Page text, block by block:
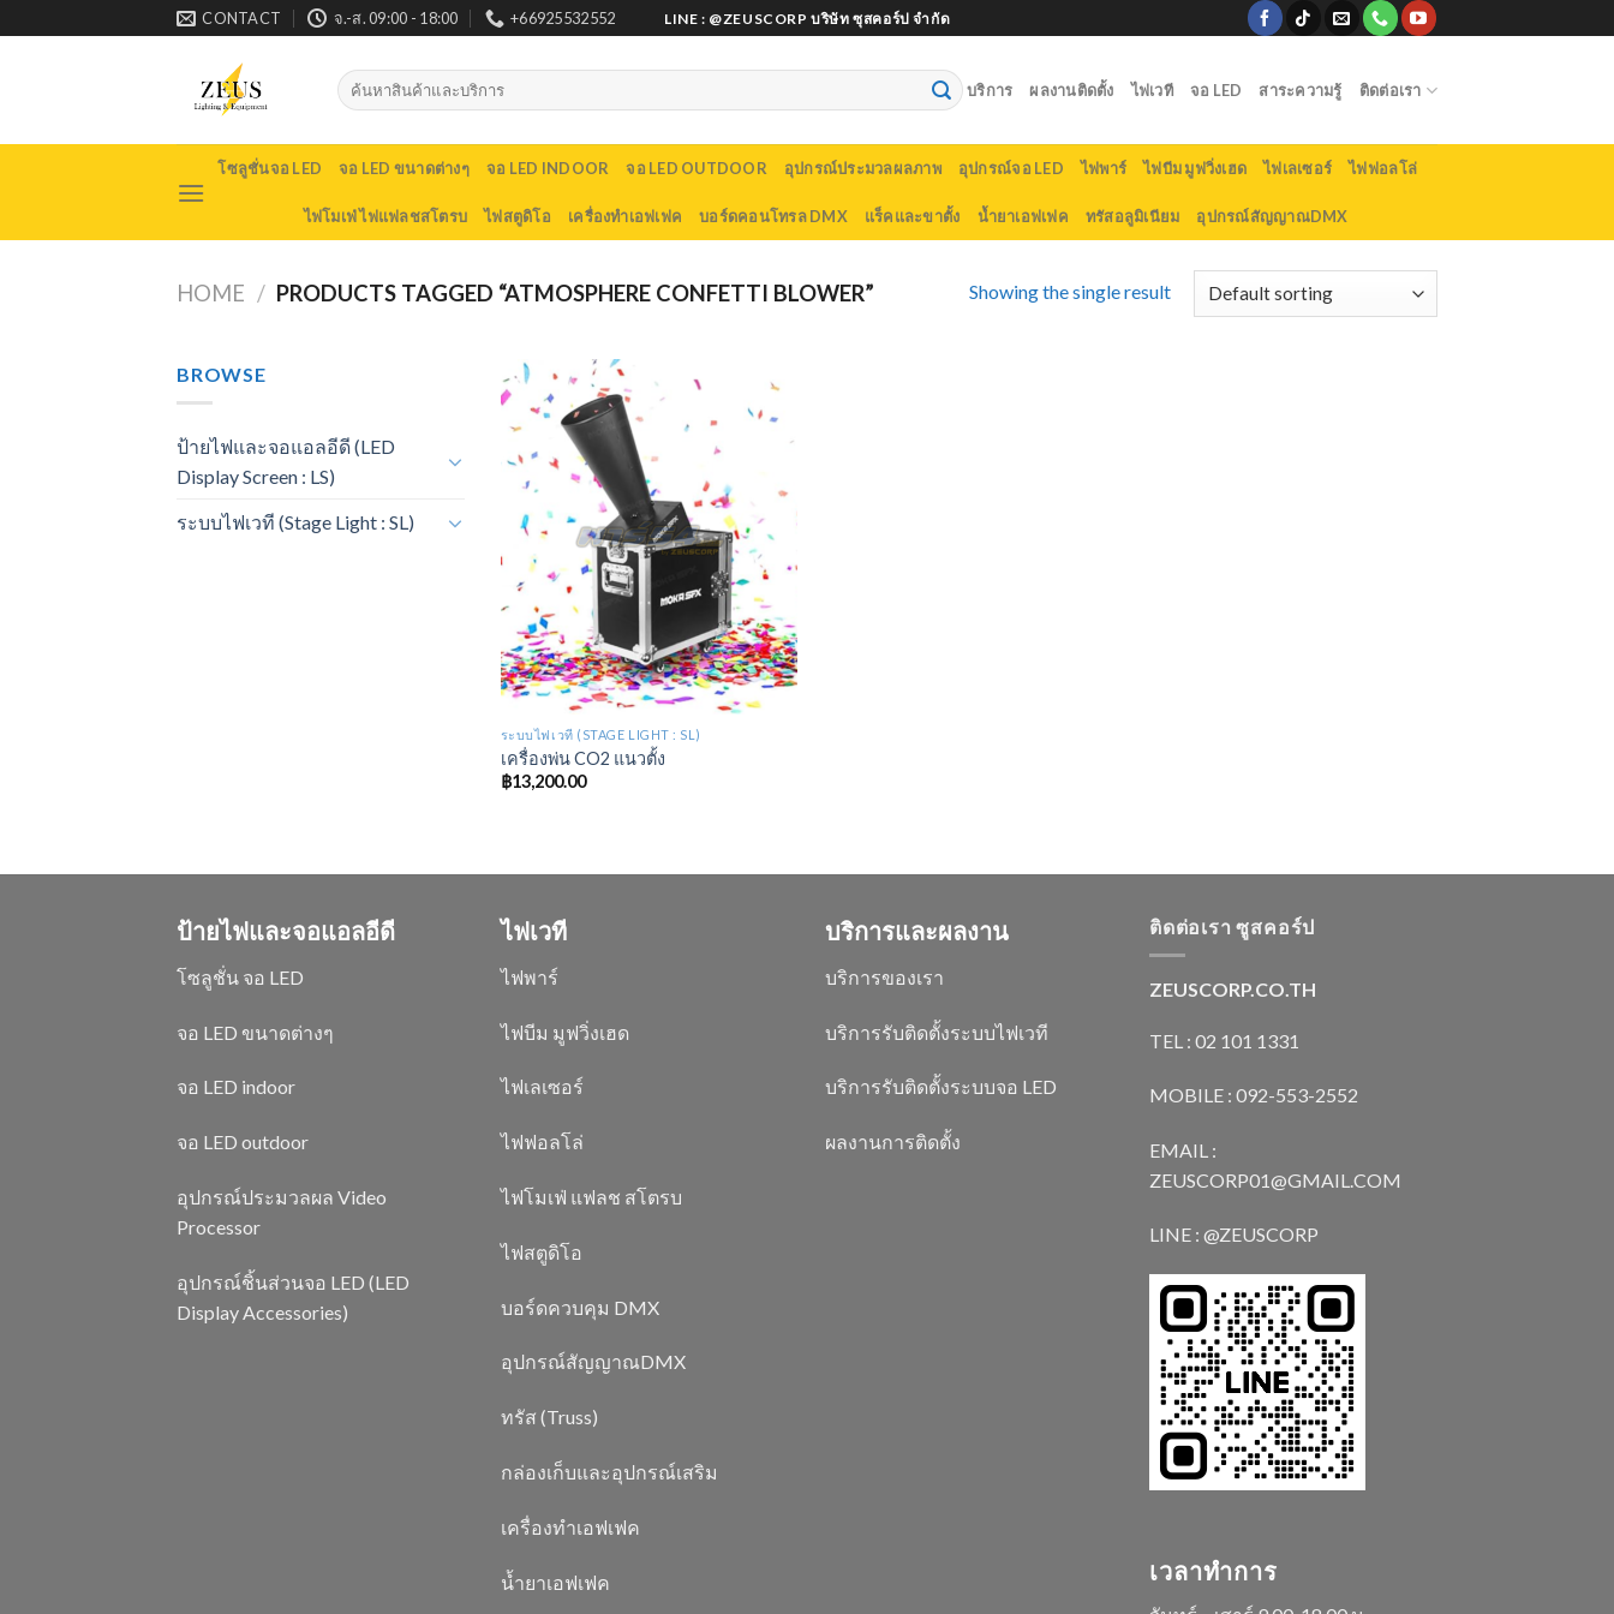
to
CONTACT จ.-ส. 09:00 - 18:00 +66925532552 LINE : @ZEUSCORP บริษัท ซุสคอร์ป จำกัด
Search
for:
บริการ ผลงานติดตั้ง ไฟเวที จอ LED สาระความรู้ ติดต่อเรา
โซลูชั่นจอ LED จอ LED ขนาดต่างๆ จอ LED INDOOR จอ LED OUTDOOR อุปกรณ์ประมวลผลภาพ อุปกรณ์จอ LED ไฟพาร์ ไฟบีม มูฟวิ่งเฮด ไฟเลเซอร์ ไฟฟอลโล่
ไฟโมเฟ่ ไฟแฟลชสโตรบ ไฟสตูดิโอ เครื่องทำเอฟเฟค บอร์ดคอนโทรล DMX แร็คและขาตั้ง น้ำยาเอฟเฟค ทรัสอลูมิเนียม อุปกรณ์สัญญาณDMX
HOME / PRODUCTS TAGGED “ATMOSPHERE CONFETTI BLOWER” Showing the single result
BROWSE
ป้ายไฟและจอแอลอีดี (LED
Display Screen : LS)
ระบบไฟเวที (Stage Light : SL)
ระบบไฟเวที (STAGE LIGHT : SL)
เครื่องพ่น CO2 แนวตั้ง
฿13,200.00
ป้ายไฟและจอแอลอีดี
โซลูชั่น จอ LED
จอ LED ขนาดต่างๆ
จอ LED indoor
จอ LED outdoor
อุปกรณ์ประมวลผล Video
Processor
อุปกรณ์ชิ้นส่วนจอ LED (LED
Display Accessories)
ไฟเวที
ไฟพาร์
ไฟบีม มูฟวิ่งเฮด
ไฟเลเซอร์
ไฟฟอลโล่
ไฟโมเฟ่ แฟลช สโตรบ
ไฟสตูดิโอ
บอร์ดควบคุม DMX
อุปกรณ์สัญญาณDMX
ทรัส (Truss)
กล่องเก็บและอุปกรณ์เสริม
เครื่องทำเอฟเฟค
น้ำยาเอฟเฟค
บริการและผลงาน
บริการของเรา
บริการรับติดตั้งระบบไฟเวที
บริการรับติดตั้งระบบจอ LED
ผลงานการติดตั้ง
ติดต่อเรา ซูสคอร์ป
ZEUSCORP.CO.TH
TEL : 02 101 1331
MOBILE : 092-553-2552
EMAIL :
ZEUSCORP01@GMAIL.COM
LINE : @ZEUSCORP
เวลาทำการ